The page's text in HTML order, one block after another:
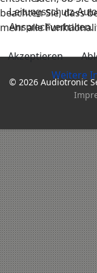
Leitungsschutz-
Ansprechverhalten.
© 2026 Audiotronic
beachten Sie, dass
mehr alle
Akzeptieren
Weitere